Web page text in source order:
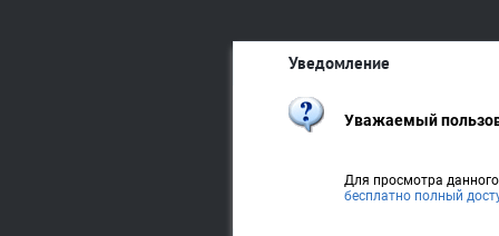
Уведомление
Уважаемый
Для просмотра
бесплатно полный